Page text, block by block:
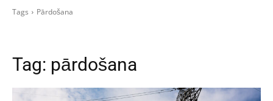
Tags Pārdošana
Tag: pārdošana